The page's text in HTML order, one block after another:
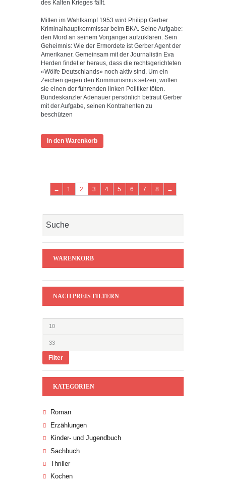
des Kalten Krieges fällt.
Mitten im Wahlkampf 1953 wird Philipp Gerber
Kriminalhauptkommissar beim BKA. Seine Aufgabe:
den Mord an seinem Vorgänger aufzuklären. Sein
Geheimnis: Wie der Ermordete ist Gerber Agent der
Amerikaner. Gemeinsam mit der Journalistin Eva
Herden findet er heraus, dass die rechtsgerichteten
«Wölfe Deutschlands» noch aktiv sind. Um ein
Zeichen gegen den Kommunismus setzen, wollen
sie einen der führenden linken Politiker töten.
Bundeskanzler Adenauer persönlich betraut Gerber
mit der Aufgabe, seinen Kontrahenten zu
beschützen
In den Warenkorb
← 1 2 3 4 5 6 7 8 →
WARENKORB
NACH PREIS FILTERN
Filter
KATEGORIEN
Roman
Erzählungen
Kinder- und Jugendbuch
Sachbuch
Thriller
Kochen